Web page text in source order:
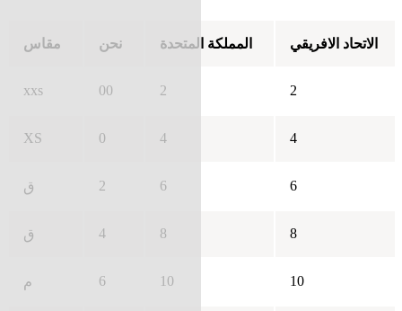
مقاس نحن المملكة المتحدة الاتحاد الافريقي
xxs 00 2 2
XS 0 4 4
ق 2 6 6
ق 4 8 8
م 6 10 10